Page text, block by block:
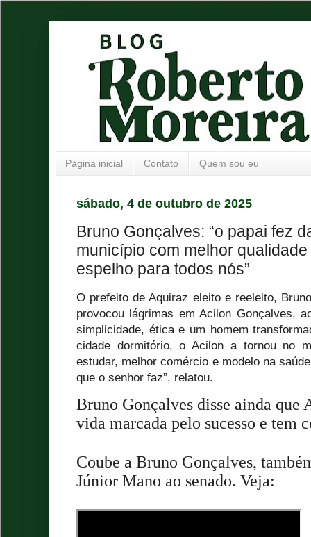
Página inicial Contato Quem sou eu
sábado, 4 de outubro de 2025
Bruno Gonçalves: “o papai fez
município com melhor
espelho para todos nós”
O prefeito de Aquiraz eleito e reeleito,
provocou lágrimas em Acilon Gonçalves,
simplicidade, ética e um homem
cidade dormitório, o Acilon a tornou no
estudar, melhor comércio e modelo na
que o senhor faz”, relatou.
Bruno Gonçalves disse ainda que
vida marcada pelo sucesso e tem
Coube a Bruno Gonçalves,
Júnior Mano ao senado. Veja: